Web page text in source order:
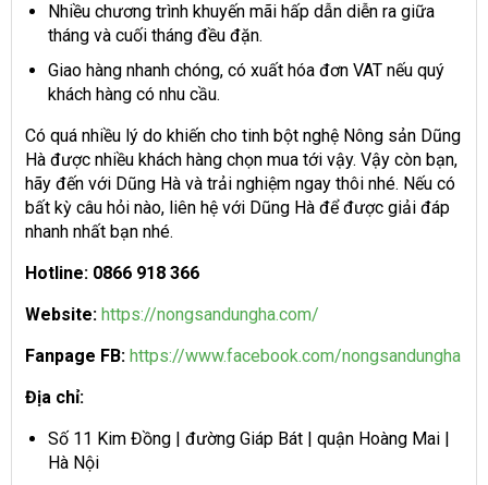
Nhiều chương trình khuyến mãi hấp dẫn diễn ra giữa
tháng và cuối tháng đều đặn.
Giao hàng nhanh chóng, có xuất hóa đơn VAT nếu quý
khách hàng có nhu cầu.
Có quá nhiều lý do khiến cho tinh bột nghệ Nông sản Dũng
Hà được nhiều khách hàng chọn mua tới vậy. Vậy còn bạn,
hãy đến với Dũng Hà và trải nghiệm ngay thôi nhé. Nếu có
bất kỳ câu hỏi nào, liên hệ với Dũng Hà để được giải đáp
nhanh nhất bạn nhé.
Hotline: 0866 918 366
Website: https://nongsandungha.com/
Fanpage FB: https://www.facebook.com/nongsandungha
Địa chỉ:
Số 11 Kim Đồng | đường Giáp Bát | quận Hoàng Mai |
Hà Nội